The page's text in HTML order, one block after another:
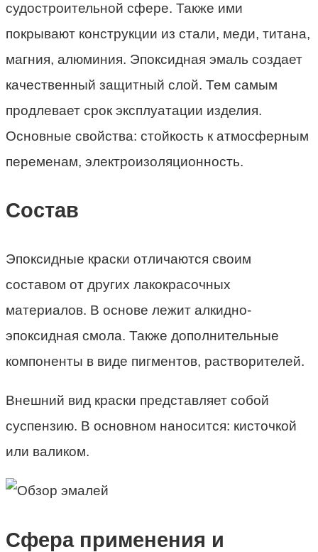
судостроительной сфере. Также ими
покрывают конструкции из стали, меди, титана,
магния, алюминия. Эпоксидная эмаль создает
качественный защитный слой. Тем самым
продлевает срок эксплуатации изделия.
Основные свойства: стойкость к атмосферным
переменам, электроизоляционность.
Состав
Эпоксидные краски отличаются своим
составом от других лакокрасочных
материалов. В основе лежит алкидно-
эпоксидная смола. Также дополнительные
компоненты в виде пигментов, растворителей.
Внешний вид краски представляет собой
суспензию. В основном наносится: кисточкой
или валиком.
Сфера применения и